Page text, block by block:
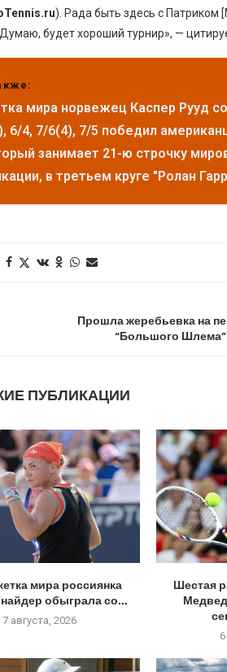
). Рада быть здесь с Патриком
будет хороший турнир», —
мира норвежец Каспер Рууд
6/4, 7/6(4), 7/5 победил
занимает 21-ю строчку
в третьем круге "Ролан
Прошла жеребьевка на
“Большого
ПУБЛИКАЦИИ
мира россиянка
обыграла со...
7 августа, 2026
Шестая